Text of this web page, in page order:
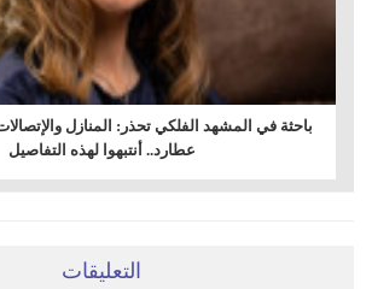
باحثة في المشهد الفلكي تحذر: المنازل
عطارد.. أنتبهوا لهذه التفاصيل
التعليقات